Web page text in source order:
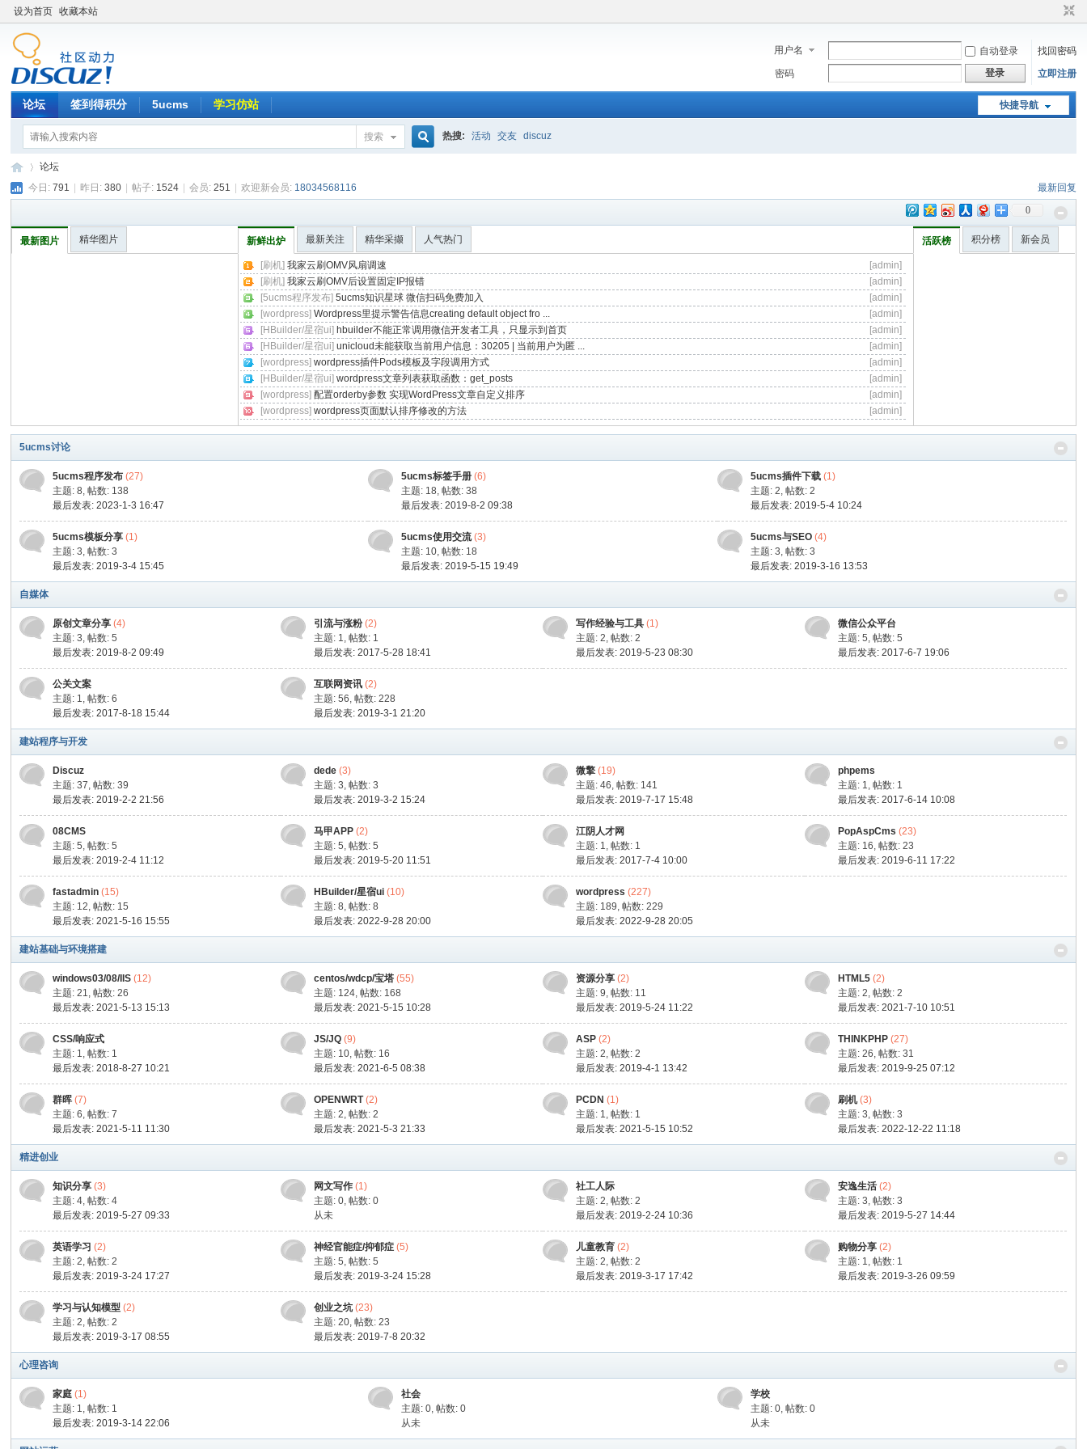
设为首页 收藏本站
用户名 自动登录
找回密码
密码
登录 立即注册
快捷导航
论坛 签到得积分 5ucms 学习仿站
搜索
索
热搜: 活动 交友 discuz
5u»
论坛
今日:791 昨日:380 帖子: 1524 会员:251 欢迎新会员: 18034568116
最新回复
0
最新图片 精华图片 新鲜出炉 最新关注 精华采撷 人气热门 活跃榜 积分榜 新会员
[admin]
[刷机] 我家云刷OMV风扇调速
[admin]
[刷机] 我家云刷OMV后设置固定IP报错
[admin]
[5ucms程序发布] 5ucms知识星球 微信扫码免费加入
[admin]
[wordpress] Wordpress里提示警告信息creating default object fro ...
[admin]
[HBuilder/星宿ui] hbuilder不能正常调用微信开发者工具，只显示到首页
[admin]
[HBuilder/星宿ui] unicloud未能获取当前用户信息：30205 | 当前用户为匿 ...
[admin]
[wordpress] wordpress插件Pods模板及字段调用方式
[admin]
[HBuilder/星宿ui] wordpress文章列表获取函数：get_posts
[admin]
[wordpress] 配置orderby参数 实现WordPress文章自定义排序
[admin]
[wordpress] wordpress页面默认排序修改的方法
5ucms讨论
5ucms程序发布 (27)
主题: 8,帖数: 138
最后发表: 2023-1-3 16:47
5ucms标签手册 (6)
主题: 18,帖数: 38
最后发表: 2019-8-2 09:38
5ucms插件下载 (1)
主题: 2,帖数: 2
最后发表: 2019-5-4 10:24
5ucms模板分享 (1)
主题: 3,帖数: 3
最后发表: 2019-3-4 15:45
5ucms使用交流(3)
主题: 10,帖数: 18
最后发表: 2019-5-15 19:49
5ucms与SEO (4)
主题: 3,帖数: 3
最后发表: 2019-3-16 13:53
自媒体
原创文章分享 (4)
主题: 3,帖数: 5
最后发表: 2019-8-2 09:49
引流与涨粉(2)
主题: 1,帖数: 1
最后发表: 2017-5-28 18:41
写作经验与工具 (1)
主题: 2,帖数: 2
最后发表: 2019-5-23 08:30
微信公众平台
主题: 5,帖数: 5
最后发表: 2017-6-7 19:06
公关文案
主题: 1,帖数: 6
最后发表: 2017-8-18 15:44
互联网资讯 (2)
主题: 56,帖数: 228
最后发表: 2019-3-1 21:20
建站程序与开发
Discuz
主题: 37,帖数: 39
最后发表: 2019-2-2 21:56
dede (3)
主题: 3,帖数: 3
最后发表: 2019-3-2 15:24
微擎 (19)
主题: 46,帖数: 141
最后发表: 2019-7-17 15:48
phpems
主题: 1,帖数: 1
最后发表: 2017-6-14 10:08
08CMS
主题: 5,帖数: 5
最后发表: 2019-2-4 11:12
马甲APP (2)
主题: 5,帖数: 5
最后发表: 2019-5-20 11:51
江阴人才网
主题: 1,帖数: 1
最后发表: 2017-7-4 10:00
PopAspCms (23)
主题: 16,帖数: 23
最后发表: 2019-6-11 17:22
fastadmin (15)
主题: 12,帖数: 15
最后发表: 2021-5-16 15:55
HBuilder/星宿ui (10)
主题: 8,帖数: 8
最后发表: 2022-9-28 20:00
wordpress (227)
主题: 189,帖数: 229
最后发表: 2022-9-28 20:05
建站基础与环境搭建
windows03/08/IIS (12)
主题: 21,帖数: 26
最后发表: 2021-5-13 15:13
centos/wdcp/宝塔 (55)
主题: 124,帖数: 168
最后发表: 2021-5-15 10:28
资源分享 (2)
主题: 9,帖数: 11
最后发表: 2019-5-24 11:22
HTML5 (2)
主题: 2,帖数: 2
最后发表: 2021-7-10 10:51
CSS/响应式
主题: 1,帖数: 1
最后发表: 2018-8-27 10:21
JS/JQ (9)
主题: 10,帖数: 16
最后发表: 2021-6-5 08:38
ASP (2)
主题: 2,帖数: 2
最后发表: 2019-4-1 13:42
THINKPHP (27)
主题: 26,帖数: 31
最后发表: 2019-9-25 07:12
群晖 (7)
主题: 6,帖数: 7
最后发表: 2021-5-11 11:30
OPENWRT(2)
主题: 2,帖数: 2
最后发表: 2021-5-3 21:33
PCDN (1)
主题: 1,帖数: 1
最后发表: 2021-5-15 10:52
刷机(3)
主题: 3,帖数: 3
最后发表: 2022-12-22 11:18
精进创业
知识分享 (3)
主题: 4,帖数: 4
最后发表: 2019-5-27 09:33
网文写作 (1)
主题: 0,帖数: 0
从未
社工人际
主题: 2,帖数: 2
最后发表: 2019-2-24 10:36
安逸生活 (2)
主题: 3,帖数: 3
最后发表: 2019-5-27 14:44
英语学习 (2)
主题: 2,帖数: 2
最后发表: 2019-3-24 17:27
神经官能症/抑郁症 (5)
主题: 5,帖数: 5
最后发表: 2019-3-24 15:28
儿童教育 (2)
主题: 2,帖数: 2
最后发表: 2019-3-17 17:42
购物分享 (2)
主题: 1,帖数: 1
最后发表: 2019-3-26 09:59
学习与认知模型 (2)
主题: 2,帖数: 2
最后发表: 2019-3-17 08:55
创业之坑 (23)
主题: 20,帖数: 23
最后发表: 2019-7-8 20:32
心理咨询
家庭 (1)
主题: 1,帖数: 1
最后发表: 2019-3-14 22:06
社会
主题: 0,帖数: 0
从未
学校
主题: 0,帖数: 0
从未